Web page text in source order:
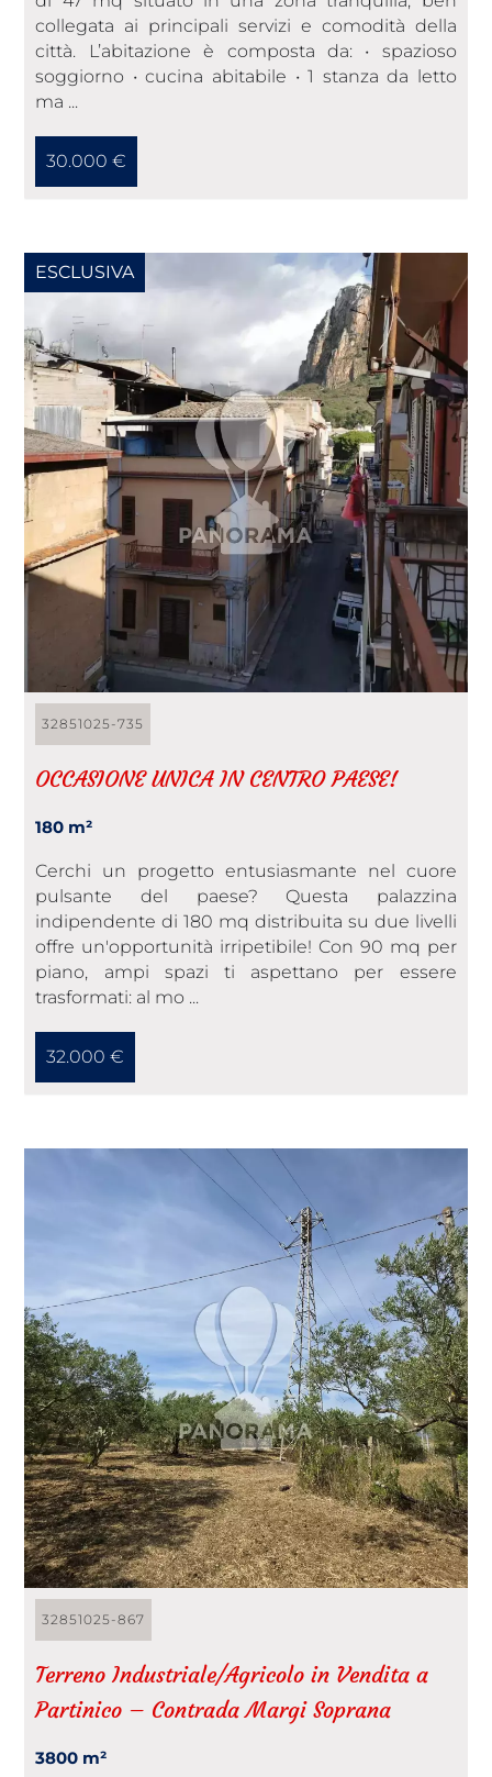
collegata ai principali servizi e comodità della
città. L’abitazione è composta da: • spazioso
soggiorno • cucina abitabile • 1 stanza da letto
ma ...
30.000 €
32851025-735
OCCASIONE UNICA IN CENTRO PAESE!
180 m²
Cerchi un progetto entusiasmante nel cuore
pulsante del paese? Questa palazzina
indipendente di 180 mq distribuita su due livelli
offre un'opportunità irripetibile! Con 90 mq per
piano, ampi spazi ti aspettano per essere
trasformati: al mo ...
32.000 €
ESCLUSIVA
32851025-867
Terreno Industriale/Agricolo in Vendita a
Partinico – Contrada Margi Soprana
3800 m²